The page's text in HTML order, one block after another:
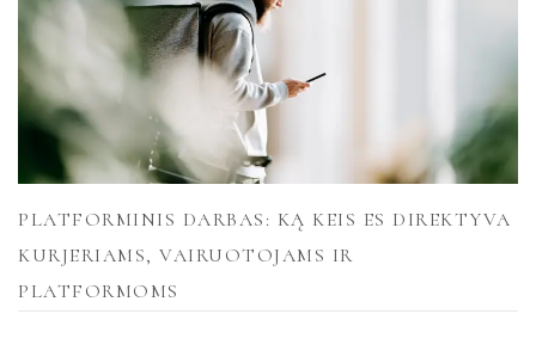
PLATFORMINIS DARBAS: KĄ KEIS ES DIREKTYVA
KURJERIAMS, VAIRUOTOJAMS IR
PLATFORMOMS